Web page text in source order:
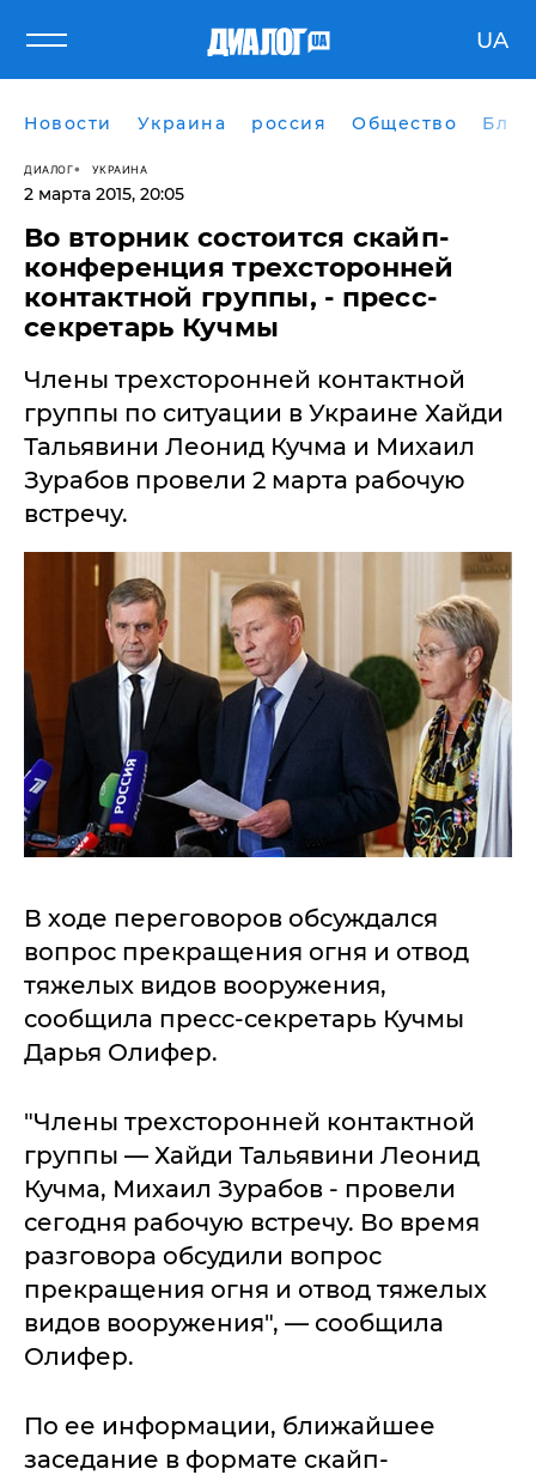
UA
Новости Украина россия Общество
ДИАЛОГ УКРАИНА
2 марта 2015, 20:05
Во вторник состоится скайп-
конференция трехсторонней
контактной группы, - пресс-
секретарь Кучмы
Члены трехсторонней контактной
группы по ситуации в Украине Хайди
Тальявини Леонид Кучма и Михаил
Зурабов провели 2 марта рабочую
встречу.
В ходе переговоров обсуждался
вопрос прекращения огня и отвод
тяжелых видов вооружения,
сообщила пресс-секретарь Кучмы
Дарья Олифер.
"Члены трехсторонней контактной
группы — Хайди Тальявини Леонид
Кучма, Михаил Зурабов - провели
сегодня рабочую встречу. Во время
разговора обсудили вопрос
прекращения огня и отвод тяжелых
видов вооружения", — сообщила
Олифер.
По ее информации, ближайшее
заседание в формате скайп-